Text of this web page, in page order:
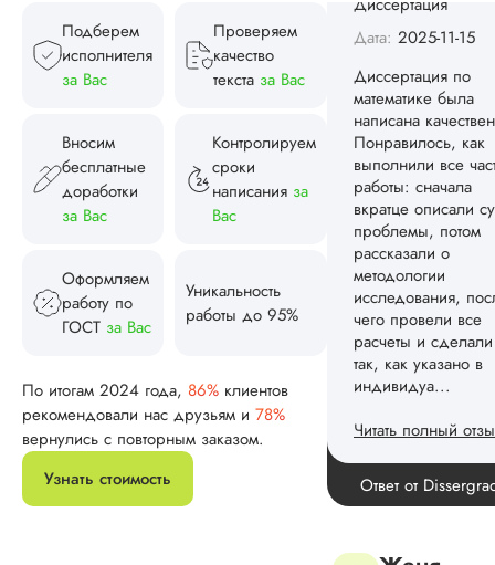
Подберем
исполнителя
за Вас
Проверяем
качество
текста за Вас
Вносим
бесплатные
доработки
за Вас
Контролируем
сроки
написания за
Вас
Оформляем
работу по
ГОСТ за Вас
Уникальность
работы до 95%
По итогам 2024 года, 86% клиентов
рекомендовали нас друзьям и 78%
вернулись с повторным заказом.
Узнать стоимость
проблемы, потом
рассказали о
исследования,
чего провели все
расчеты и
так, как указано в
индивидуа...
Читать полный
Спасибо!
ваши слова
Ответ от
Женя
Вид работы:
Диссертация
Дата:2025-08-03
диссертацию. По